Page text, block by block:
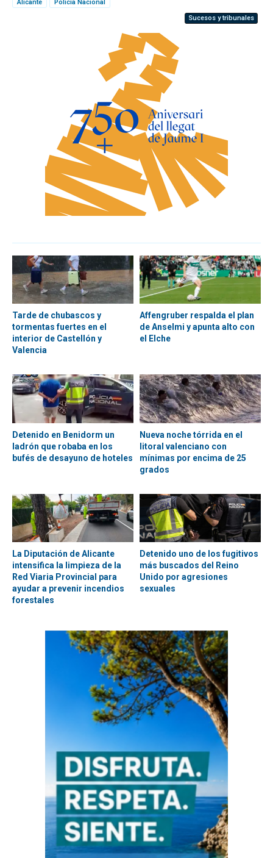
Alicante
Policía Nacional
Sucesos y tribunales
Tarde de chubascos y
tormentas fuertes en el
interior de Castellón y
Valencia
Affengruber respalda el plan
de Anselmi y apunta alto con
el Elche
Detenido en Benidorm un
ladrón que robaba en los
bufés de desayuno de hoteles
Nueva noche tórrida en el
litoral valenciano con
mínimas por encima de 25
grados
La Diputación de Alicante
intensifica la limpieza de la
Red Viaria Provincial para
ayudar a prevenir incendios
forestales
Detenido uno de los fugitivos
más buscados del Reino
Unido por agresiones
sexuales